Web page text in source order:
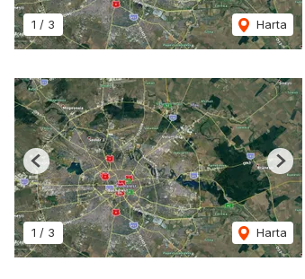
1 / 3 Harta
1 / 3 Harta
Previous Next